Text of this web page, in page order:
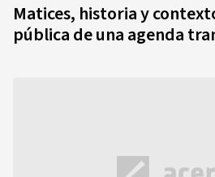
Matices, historia y
pública de una agenda